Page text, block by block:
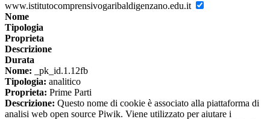
www.istitutocomprensivogaribaldigenzano.edu.it
Nome
Tipologia
Proprieta
Descrizione
Durata
Nome: _pk_id.1.12fb
Tipologia: analitico
Proprieta: Prime Parti
Descrizione: Questo nome di cookie è associato alla piattaforma di
analisi web open source Piwik. Viene utilizzato per aiutare i